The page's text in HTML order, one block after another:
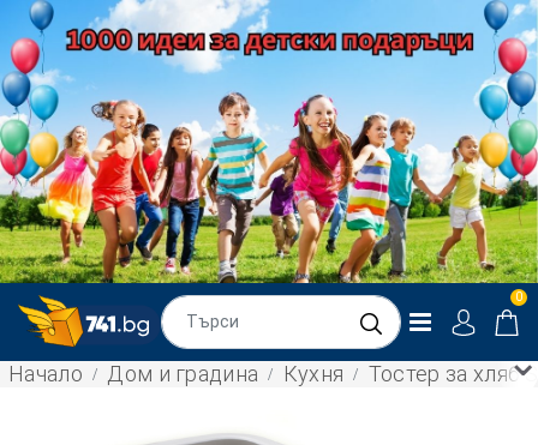
0
Начало Дом и градина Кухня Тостер за хляб